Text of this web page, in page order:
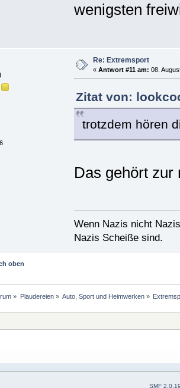
wenigsten
Re: Extremsport
« Antwort #11 am: 08.
Zitat von:
trotzdem hören
Das gehört zur
Wenn Nazis nicht
Nazis Scheiße sind.
oben
» Plaudereien» Auto, Sport und Heimwerken»
SMF